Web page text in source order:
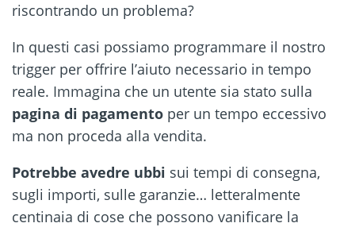
riscontrando un problema?
In questi casi possiamo programmare il nostro
trigger per offrire l’aiuto necessario in tempo
reale. Immagina che un utente sia stato sulla
pagina di pagamento per un tempo eccessivo
ma non proceda alla vendita.
Potrebbe avedre ubbi sui tempi di consegna,
sugli importi, sulle garanzie… letteralmente
centinaia di cose che possono vanificare la